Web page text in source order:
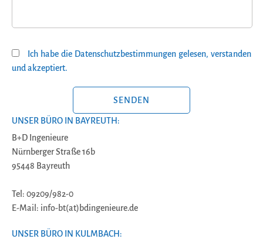
Ich habe die Datenschutzbestimmungen gelesen, verstanden
und akzeptiert.
UNSER BÜRO IN BAYREUTH:
B+D Ingenieure
Nürnberger Straße 16b
95448 Bayreuth
Tel: 09209/982-0
E-Mail: info-bt(at)bdingenieure.de
UNSER BÜRO IN KULMBACH: